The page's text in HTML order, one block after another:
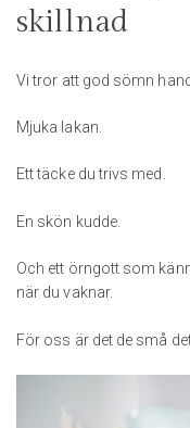
skillnad
Vi tror att god sömn
Mjuka lakan.
Ett täcke du trivs med.
En skön kudde.
Och ett örngott som
när du vaknar.
För oss är det de små